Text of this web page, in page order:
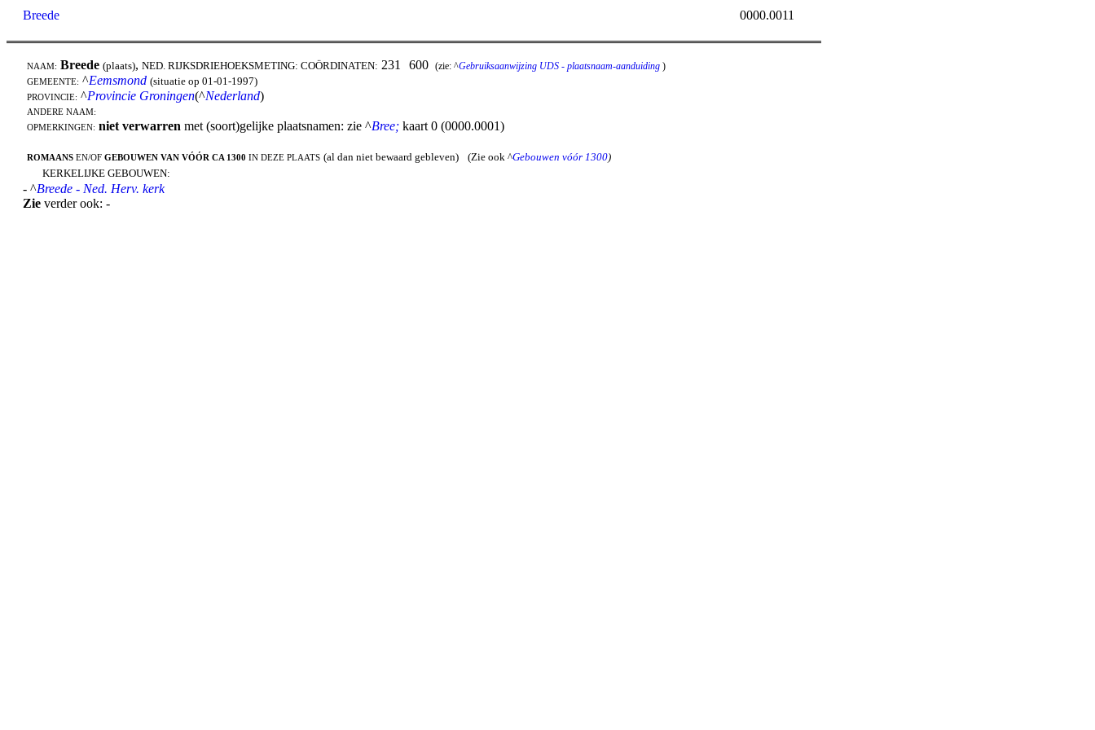
Breede 0000.0011
NAAM: Breede (plaats), NED. RIJKSDRIEHOEKSMETING: COÖRDINATEN: 231 600 (zie: ^Gebruiksaanwijzing UDS - plaatsnaam-aanduiding )
GEMEENTE: ^Eemsmond (situatie op 01-01-1997)
PROVINCIE: ^Provincie Groningen(^Nederland)
ANDERE NAAM:
OPMERKINGEN: niet verwarren met (soort)gelijke plaatsnamen: zie ^Bree; kaart 0 (0000.0001)
ROMAANS EN/OF GEBOUWEN VAN VÓÓR CA 1300 IN DEZE PLAATS (al dan niet bewaard gebleven) (Zie ook ^Gebouwen vóór 1300)
KERKELIJKE GEBOUWEN:
- ^Breede - Ned. Herv. kerk
Zie verder ook: -